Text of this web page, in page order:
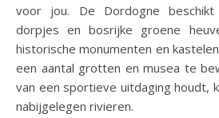
voor jou. De Dordogne
dorpjes en bosrijke groene
historische monumenten en
een aantal grotten en musea te
van een sportieve uitdaging houdt,
nabijgelegen rivieren.